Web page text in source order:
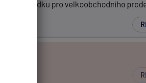
nabídku pro velkoobchodního